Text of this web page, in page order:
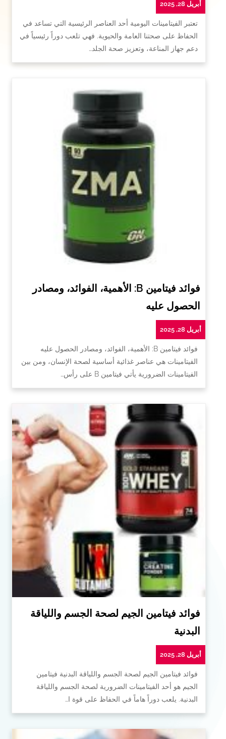
أبريل 28, 2025
تعتبر الفيتامينات اليومية أحد العناصر الرئيسية التي تساعد في
الحفاظ على صحتنا العامة والحيوية. فهي تلعب دوراً رئيسياً في
دعم جهاز المناعة، وتعزيز صحة الجلد…
فوائد فيتامين B: الأهمية، الفوائد، ومصادر
الحصول عليه
أبريل 28, 2025
فوائد فيتامين B: الأهمية، الفوائد، ومصادر الحصول عليه
الفيتامينات هي عناصر غذائية أساسية لصحة الإنسان، ومن بين
الفيتامينات الضرورية يأتي فيتامين B على رأس…
فوائد فيتامين الجيم لصحة الجسم واللياقة
البدنية
أبريل 28, 2025
فوائد فيتامين الجيم لصحة الجسم واللياقة البدنية فيتامين
الجيم هو أحد الفيتامينات الضرورية لصحة الجسم واللياقة
البدنية. يلعب دوراً هاماً في الحفاظ على قوة ا…